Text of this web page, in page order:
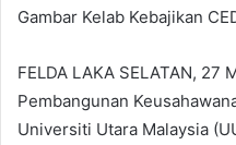
Gambar Kelab Kebajikan
FELDA LAKA SELATAN, 27
Pembangunan
Universiti Utara Malaysia